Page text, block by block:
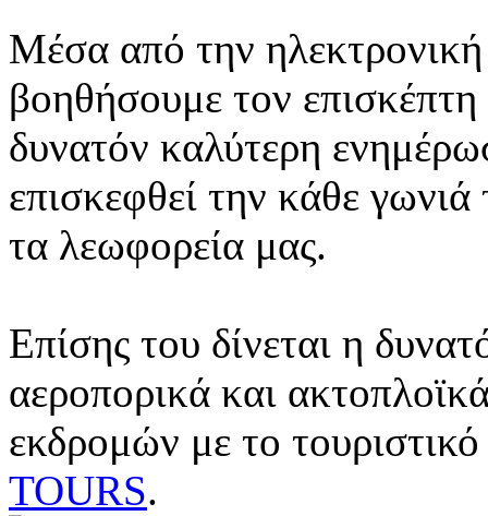
Μέσα από την ηλεκτρονική
βοηθήσουμε τον
δυνατόν καλύτερη
επισκεφθεί την κάθε
τα λεωφορεία μας.
Επίσης του δίνεται η
αεροπορικά και
εκδρομών με το
TOURS.